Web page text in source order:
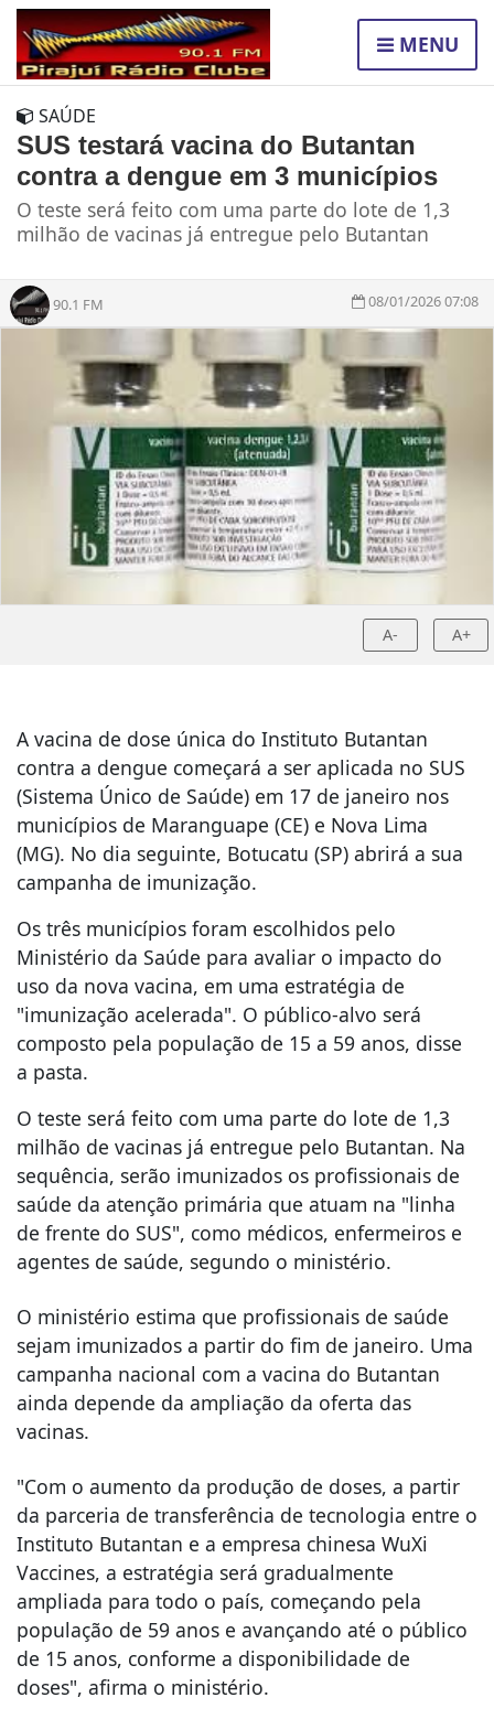
MENU
SAÚDE
SUS testará vacina do Butantan
contra a dengue em 3 municípios
O teste será feito com uma parte do lote de 1,3
milhão de vacinas já entregue pelo Butantan
90.1 FM 08/01/2026 07:08
A- A+
A vacina de dose única do Instituto Butantan
contra a dengue começará a ser aplicada no SUS
(Sistema Único de Saúde) em 17 de janeiro nos
municípios de Maranguape (CE) e Nova Lima
(MG). No dia seguinte, Botucatu (SP) abrirá a sua
campanha de imunização.
Os três municípios foram escolhidos pelo
Ministério da Saúde para avaliar o impacto do
uso da nova vacina, em uma estratégia de
"imunização acelerada". O público-alvo será
composto pela população de 15 a 59 anos, disse
a pasta.
O teste será feito com uma parte do lote de 1,3
milhão de vacinas já entregue pelo Butantan. Na
sequência, serão imunizados os profissionais de
saúde da atenção primária que atuam na "linha
de frente do SUS", como médicos, enfermeiros e
agentes de saúde, segundo o ministério.
O ministério estima que profissionais de saúde
sejam imunizados a partir do fim de janeiro. Uma
campanha nacional com a vacina do Butantan
ainda depende da ampliação da oferta das
vacinas.
"Com o aumento da produção de doses, a partir
da parceria de transferência de tecnologia entre o
Instituto Butantan e a empresa chinesa WuXi
Vaccines, a estratégia será gradualmente
ampliada para todo o país, começando pela
população de 59 anos e avançando até o público
de 15 anos, conforme a disponibilidade de
doses", afirma o ministério.